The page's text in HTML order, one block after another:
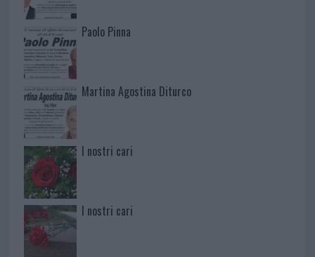
Paolo Pinna
Martina Agostina Diturco
I nostri cari
I nostri cari